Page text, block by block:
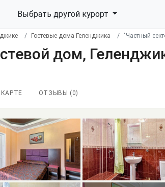
Выбрать другой курорт
Гостевые дома Геленджика "Частный
дом,
КАРТЕ ОТЗЫВЫ ( 0)